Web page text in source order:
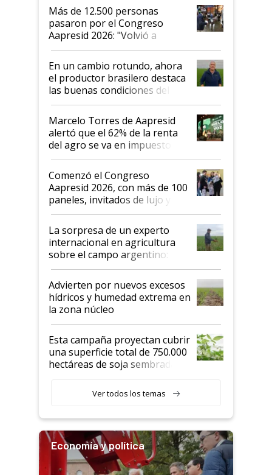
Más de 12.500 personas
pasaron por el Congreso
Aapresid 2026: "Volvió a
demostrar que hablar del
suelo es hablar de todo el
sistema productivo"
En un cambio rotundo, ahora
el productor brasilero destaca
las buenas condiciones del
agro argentino para invertir:
"Los veo más motivados"
Marcelo Torres de Aapresid
alertó que el 62% de la renta
del agro se va en impuestos:
"No es bueno que en
Argentina se sigan discutiendo
las mismas cosas de hace 50
años"
Comenzó el Congreso
Aapresid 2026, con más de 100
paneles, invitados de lujo y
todas las tendencias
La sorpresa de un experto
internacional en agricultura
sobre el campo argentino:
"Estoy muy impresionado"
Advierten por nuevos excesos
hídricos y humedad extrema en
la zona núcleo
Esta campaña proyectan cubrir
una superficie total de 750.000
hectáreas de soja sembradas
variedades que marcan un
salto tecnológico en genética y
Ver todos los temas
Economía y política